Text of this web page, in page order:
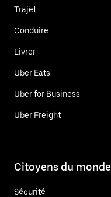
Trajet
Conduire
Livrer
Uber Eats
Uber for Business
Uber Freight
Citoyens du monde
Sécurité